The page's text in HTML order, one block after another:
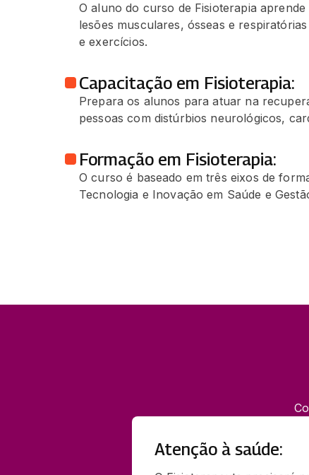
O aluno do curso de Fisioterapia
lesões musculares, ósseas e
e exercícios.
Capacitação em Fisioterapia:
Prepara os alunos para atuar na
pessoas com distúrbios neurológicos,
Formação em Fisioterapia:
O curso é baseado em três eixos de
Tecnologia e Inovação em Saúde e
Atenção à saúde: